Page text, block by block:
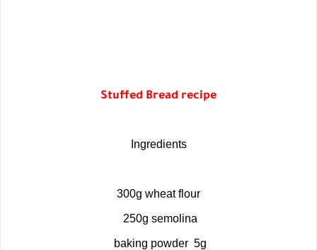
Stuffed Bread recipe
Ingredients
300g wheat flour
250g semolina
baking powder 5g